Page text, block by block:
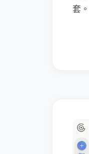
套。